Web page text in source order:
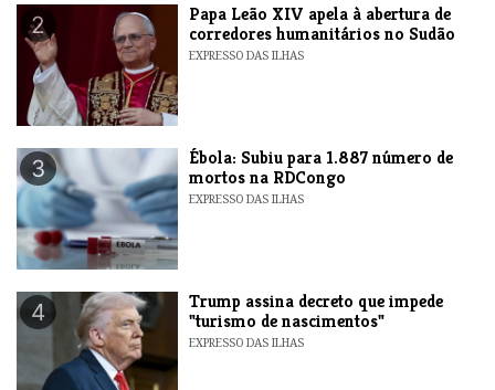
2
​Papa Leão XIV apela à abertura de
corredores humanitários no Sudão
EXPRESSO DAS ILHAS
3
​Ébola: Subiu para 1.887 número de
mortos na RDCongo
EXPRESSO DAS ILHAS
4
Trump assina decreto que impede
"turismo de nascimentos"
EXPRESSO DAS ILHAS